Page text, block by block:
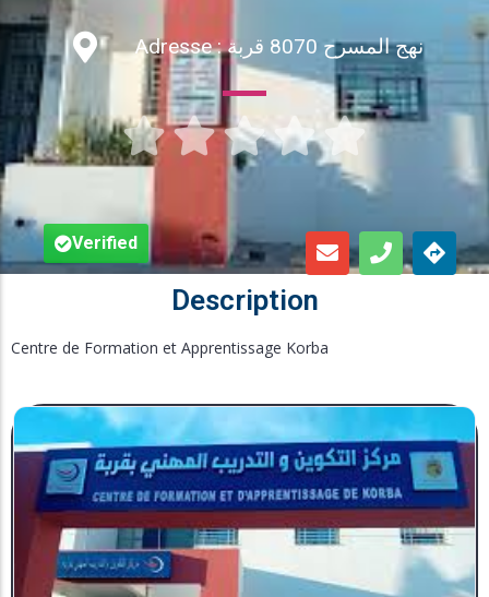
Inscription en Ligne
Bourses
Foire aux Questions
Adresse : نهج المسرح 8070 قربة
 
Verified
Description
Centre de Formation et Apprentissage Korba